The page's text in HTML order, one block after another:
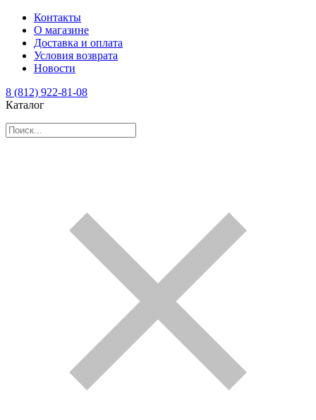
Контакты
О магазине
Доставка и оплата
Условия возврата
Новости
8 (812) 922-81-08
Каталог